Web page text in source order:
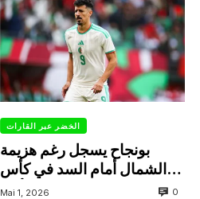
الخضر عبر القارات
بونجاح يسجل رغم هزيمة
الشمال أمام السد في كأس
الأمير
Mai 1, 2026 0